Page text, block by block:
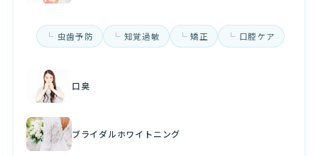
虫歯予防 知覚過敏 矯正 口腔ケア
口臭
ブライダルホワイトニング